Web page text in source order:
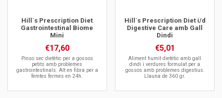
Hill`s Prescription Diet
Gastrointestinal Biome
Mini
€17,60
Pinso sec dietètic per a gossos
petits amb problemes
gastrointestinals. Alt en fibra per a
femtes fermes en 24h.
Hill`s Prescription Diet i/d
Digestive Care amb Gall
Dindi
€5,01
Aliment humit dietètic amb gall
dindi i verdures formulat per a
gossos amb problemes digestius.
Llauna de 360 gr.